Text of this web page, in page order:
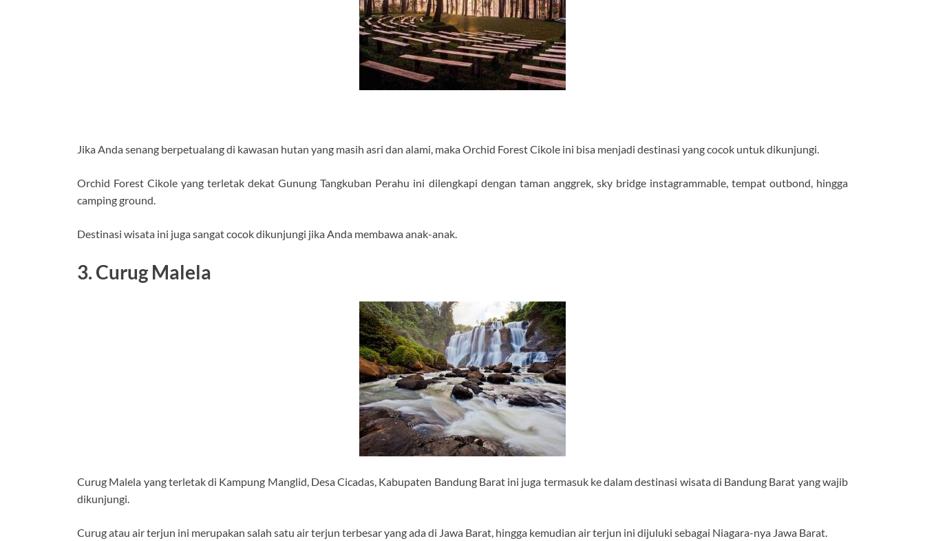
Jika Anda senang berpetualang di kawasan hutan yang masih asri dan alami, maka Orchid Forest Cikole ini bisa menjadi destinasi yang cocok untuk dikunjungi.
Orchid Forest Cikole yang terletak dekat Gunung Tangkuban Perahu ini dilengkapi dengan taman anggrek, sky bridge instagrammable, tempat outbond, hingga
camping ground.
Destinasi wisata ini juga sangat cocok dikunjungi jika Anda membawa anak-anak.
3. Curug Malela
Curug Malela yang terletak di Kampung Manglid, Desa Cicadas, Kabupaten Bandung Barat ini juga termasuk ke dalam destinasi wisata di Bandung Barat yang wajib
dikunjungi.
Curug atau air terjun ini merupakan salah satu air terjun terbesar yang ada di Jawa Barat, hingga kemudian air terjun ini dijuluki sebagai Niagara-nya Jawa Barat.